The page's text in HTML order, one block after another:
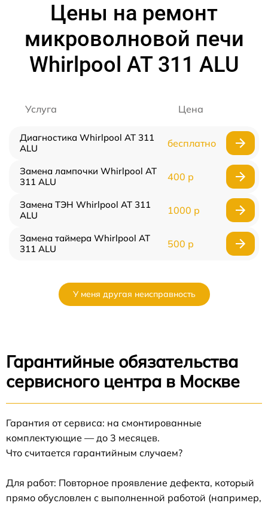
Цены на ремонт
микроволновой печи
Whirlpool AT 311 ALU
Услуга Цена
Диагностика Whirlpool AT 311
ALU
бесплатно
Замена лампочки Whirlpool AT
311 ALU
400 р
Замена ТЭН Whirlpool AT 311
ALU
1000 р
Замена таймера Whirlpool AT
311 ALU
500 р
У меня другая неисправность
Гарантийные обязательства
сервисного центра в Москве
Гарантия от сервиса: на смонтированные
комплектующие — до 3 месяцев.
Что считается гарантийным случаем?
Для работ: Повторное проявление дефекта, который
прямо обусловлен с выполненной работой (например,